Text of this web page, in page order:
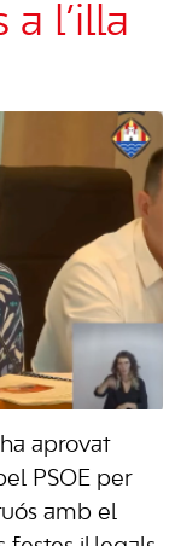
l’illa
aprovat
PSOE per
amb el